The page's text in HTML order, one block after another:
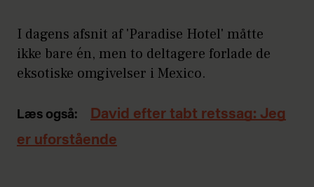
I dagens afsnit af 'Paradise Hotel' måtte
ikke bare én, men to deltagere forlade de
eksotiske omgivelser i Mexico.
Læs også:
David efter tabt retssag: Jeg
er uforstående